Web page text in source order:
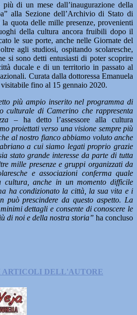
di un mese dall’inaugurazione della
alla Sezione dell’Archivio di Stato di
la quota delle mille presenze, provenienti
della cultura ancora fruibili dopo il
le sue porte, anche nelle Giornate del
agli studiosi, ospitando scolaresche,
si sono detti entusiasti di poter scoprire
ducale e di un territorio in passato al
Curata dalla dottoressa Emanuela
fino al 15 gennaio 2020.
più ampio inserito nel programma di
culturale di Camerino che rappresenta
– ha detto l’assessore alla cultura
proiettati verso una visione sempre più
al nostro fianco abbiamo voluto anche
a cui siamo legati proprio grazie
stato grande interesse da parte di tutta
mille presenze e gruppi organizzati da
e associazioni conferma quale
cultura, anche in un momento difficile
ha condizionato la città, la sua vita e i
può prescindere da questo aspetto. La
dettagli e consente di conoscere le
di noi e della nostra storia” ha concluso
ARTICOLI DELL'AUTORE